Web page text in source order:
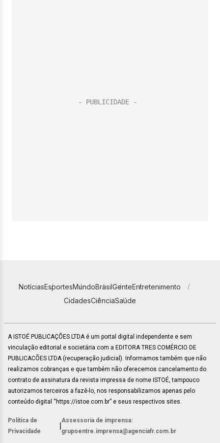
NotíciasEsportesMundoBrasilGenteEntretenimento
CidadesCiênciaSaúde
A ISTOÉ PUBLICAÇÕES LTDA é um portal digital independente e sem
vinculação editorial e societária com a EDITORA TRES COMÉRCIO DE
PUBLICACÕES LTDA (recuperação judicial). Informamos também que não
realizamos cobranças e que também não oferecemos cancelamento do
contrato de assinatura da revista impressa de nome ISTOÉ, tampouco
autorizamos terceiros a fazê-lo, nos responsabilizamos apenas pelo
conteúdo digital “https://istoe.com.br” e seus respectivos sites.
Política de
Privacidade
Assessoria de imprensa:
grupoentre.imprensa@agenciafr.com.br